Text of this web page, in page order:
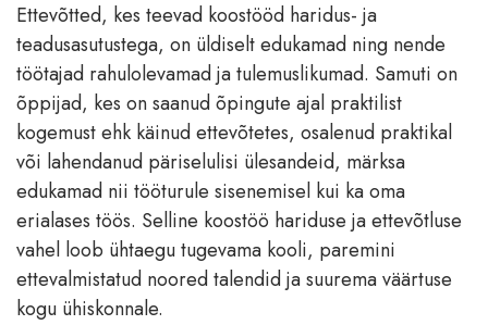
Ettevõtted, kes teevad koostööd haridus- ja
teadusasutustega, on üldiselt edukamad ning nende
töötajad rahulolevamad ja tulemuslikumad. Samuti on
õppijad, kes on saanud õpingute ajal praktilist
kogemust ehk käinud ettevõtetes, osalenud praktikal
või lahendanud päriselulisi ülesandeid, märksa
edukamad nii tööturule sisenemisel kui ka oma
erialases töös. Selline koostöö hariduse ja ettevõtluse
vahel loob ühtaegu tugevama kooli, paremini
ettevalmistatud noored talendid ja suurema väärtuse
kogu ühiskonnale.